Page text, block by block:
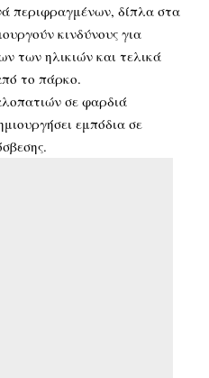
περιφραγμένων, δίπλα στα
κινδύνους για
των ηλικιών και τελικά
το πάρκο.
σε φαρδιά
εμπόδια σε